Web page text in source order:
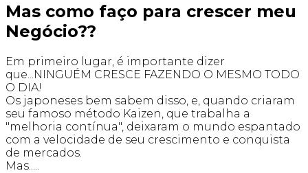
Mas como faço para crescer meu
Negócio??
Em primeiro lugar, é importante dizer
que...NINGUÉM CRESCE FAZENDO O MESMO TODO
O DIA!
Os japoneses bem sabem disso, e, quando criaram
seu famoso método Kaizen, que trabalha a
"melhoria contínua", deixaram o mundo espantado
com a velocidade de seu crescimento e conquista
de mercados.
Mas.....